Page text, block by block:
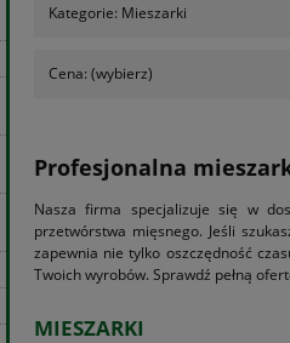
Kategorie: Mieszarki
Cena: (wybierz)
Profesjonalna
Nasza firma specjalizuje się w
przetwórstwa mięsnego. Jeśli
zapewnia nie tylko oszczędność
Twoich wyrobów. Sprawdź pełną
MIESZARKI